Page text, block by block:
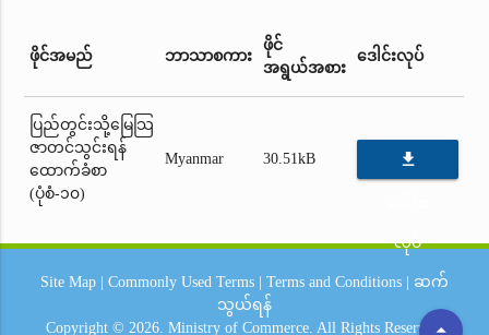
ဖိုင်အမည် ဘာသာစကား
ဖိုင်
အရွယ်အစား
ဒေါင်းလုပ်
ပြည်တွင်းသို့မြေသြ
ဇာတင်သွင်းရန်
ထောက်ခံစာ
(ပုံစံ-၁၀)
Myanmar 30.51kB file_download
လုပ်
Site Map Commonly Used Terms Terms and Conditions
ဆက်
သွယ်ရန်
Copyright © 2026. Ministry of Commerce. All Rights Reserved.